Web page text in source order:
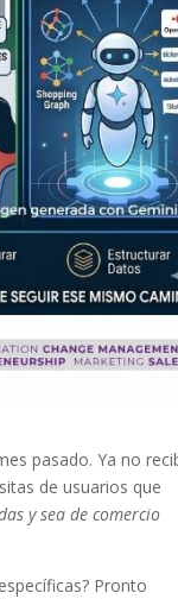
pasado. Ya no
de usuarios que
y sea de comercio
Pronto